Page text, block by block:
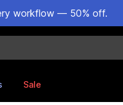
workflow — 50% off.
Sale